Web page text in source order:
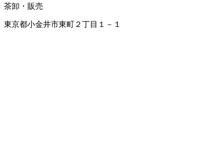
茶卸・販売
東京都小金井市東町２丁目１－１